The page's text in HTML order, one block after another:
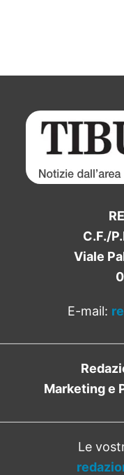
C.F./
Viale
E-mail:
Marketing e
Le